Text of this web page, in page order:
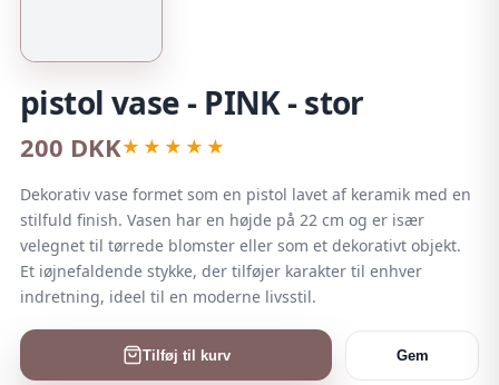
pistol vase - PINK - stor
200 DKK★★★★★
Dekorativ vase formet som en pistol lavet af keramik med en
stilfuld finish. Vasen har en højde på 22 cm og er især
velegnet til tørrede blomster eller som et dekorativt objekt.
Et iøjnefaldende stykke, der tilføjer karakter til enhver
indretning, ideel til en moderne livsstil.
Tilføj til kurv Gem